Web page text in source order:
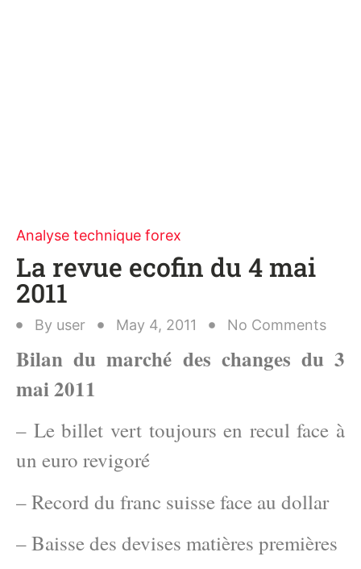
Analyse technique forex
La revue ecofin du 4 mai
2011
By user May 4, 2011 No Comments
Bilan du marché des changes du 3
mai 2011
– Le billet vert toujours en recul face à
un euro revigoré
– Record du franc suisse face au dollar
– Baisse des devises matières premières